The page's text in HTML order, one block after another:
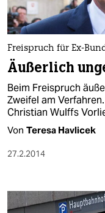
Freispruch für Ex-
Äußerlich
Beim Freispruch
Zweifel am
Christian Wulffs
Von Teresa Havlicek
27.2.2014